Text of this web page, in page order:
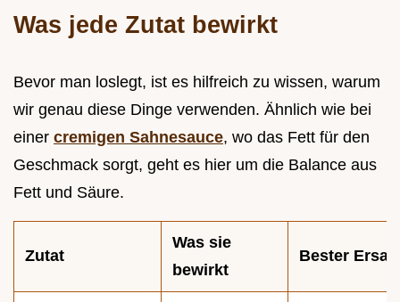
Was jede Zutat bewirkt
Bevor man loslegt, ist es hilfreich zu wissen, warum
wir genau diese Dinge verwenden. Ähnlich wie bei
einer cremigen Sahnesauce, wo das Fett für den
Geschmack sorgt, geht es hier um die Balance aus
Fett und Säure.
Zutat
Was sie
bewirkt
Bester